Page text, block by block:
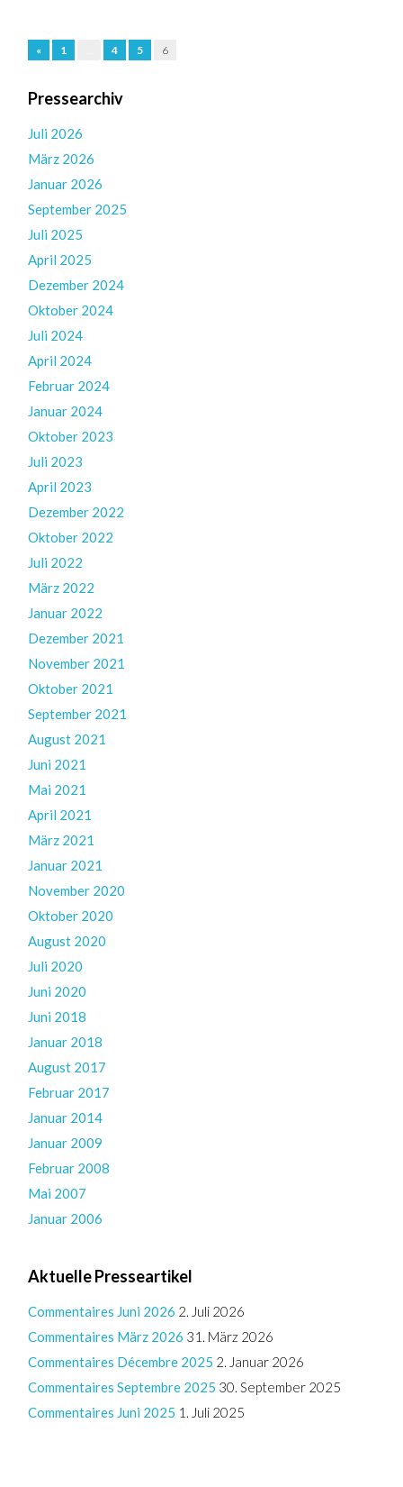
« 1 4 5 6
Pressearchiv
Juli 2026
März 2026
Januar 2026
September 2025
Juli 2025
April 2025
Dezember 2024
Oktober 2024
Juli 2024
April 2024
Februar 2024
Januar 2024
Oktober 2023
Juli 2023
April 2023
Dezember 2022
Oktober 2022
Juli 2022
März 2022
Januar 2022
Dezember 2021
November 2021
Oktober 2021
September 2021
August 2021
Juni 2021
Mai 2021
April 2021
März 2021
Januar 2021
November 2020
Oktober 2020
August 2020
Juli 2020
Juni 2020
Juni 2018
Januar 2018
August 2017
Februar 2017
Januar 2014
Januar 2009
Februar 2008
Mai 2007
Januar 2006
Aktuelle Presseartikel
Commentaires Juni 2026 2. Juli 2026
Commentaires März 2026 31. März 2026
Commentaires Décembre 2025 2. Januar 2026
Commentaires Septembre 2025 30. September 2025
Commentaires Juni 2025 1. Juli 2025